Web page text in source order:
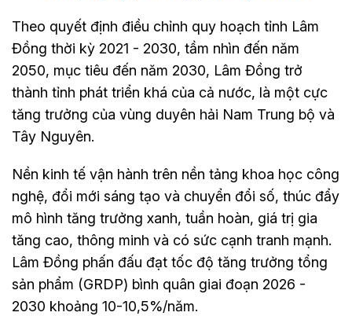
Theo quyết định điều chỉnh quy hoạch tỉnh Lâm
Đồng thời kỳ 2021 - 2030, tầm nhìn đến năm
2050, mục tiêu đến năm 2030, Lâm Đồng trở
thành tỉnh phát triển khá của cả nước, là một cực
tăng trưởng của vùng duyên hải Nam Trung bộ và
Tây Nguyên.
Nền kinh tế vận hành trên nền tảng khoa học công
nghệ, đổi mới sáng tạo và chuyển đổi số, thúc đẩy
mô hình tăng trưởng xanh, tuần hoàn, giá trị gia
tăng cao, thông minh và có sức cạnh tranh mạnh.
Lâm Đồng phấn đấu đạt tốc độ tăng trưởng tổng
sản phẩm (GRDP) bình quân giai đoạn 2026 -
2030 khoảng 10-10,5%/năm.